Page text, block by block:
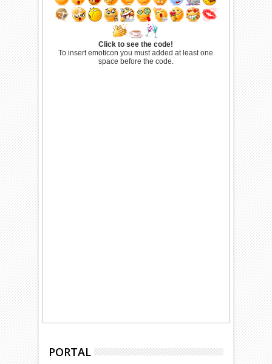
Click to see the code!
To insert emoticon you must added at least one
space before the code.
PORTAL